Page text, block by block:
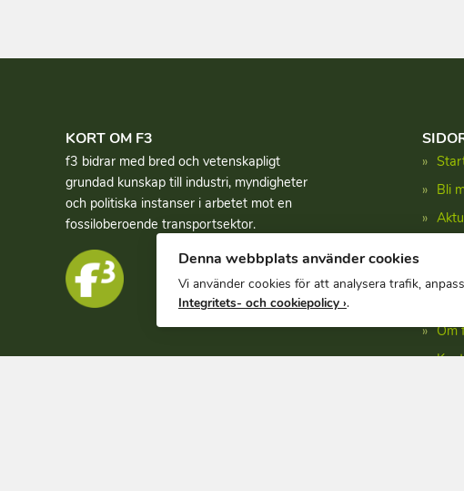
KORT OM F3
f3 bidrar med bred och vetenskapligt
grundad kun­skap till industri, myndigheter
och politiska instanser i arbetet mot en
fossiloberoende transportsektor.
Bli
Om
Denna webbplats använder cookies
Vi använder cookies för att analysera trafik,
Integritets- och cookiepolicy ›.